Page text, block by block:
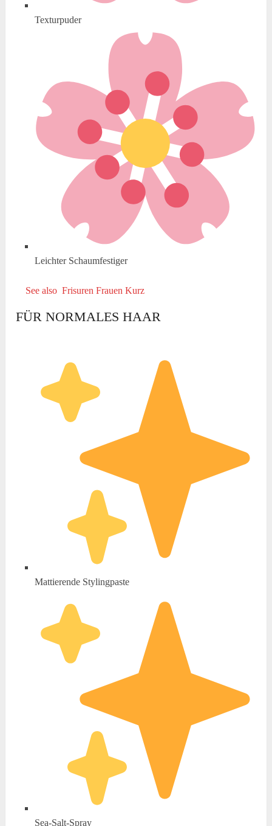
Texturpuder
Leichter Schaumfestiger
See also Frisuren Frauen Kurz
FÜR NORMALES HAAR
Mattierende Stylingpaste
Sea-Salt-Spray